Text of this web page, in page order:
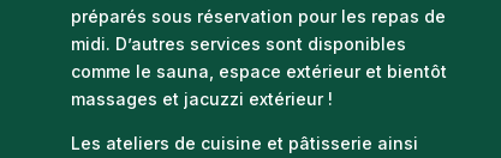
préparés sous réservation pour les repas de
midi. D’autres services sont disponibles
comme le sauna, espace extérieur et bientôt
massages et jacuzzi extérieur !
Les ateliers de cuisine et pâtisserie ainsi